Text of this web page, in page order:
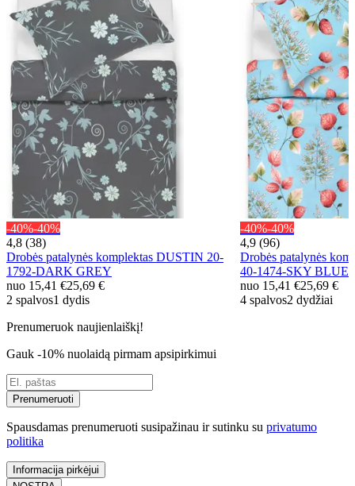
-40%-40%
4,8 (38)
Drobės patalynės komplektas DUSTIN 20-
1792-DARK GREY
nuo 15,41 €25,69 €
2 spalvos1 dydis
-40%-40%
4,9 (96)
Drobės patalynės
40-1474-SKY BLUE
nuo 15,41 €25,69 €
4 spalvos2 dydžiai
Prenumeruok naujienlaiškį!
Gauk -10% nuolaidą pirmam apsipirkimui
Prenumeruoti
Spausdamas prenumeruoti susipažinau ir sutinku su privatumo
politika
Informacija pirkėjui